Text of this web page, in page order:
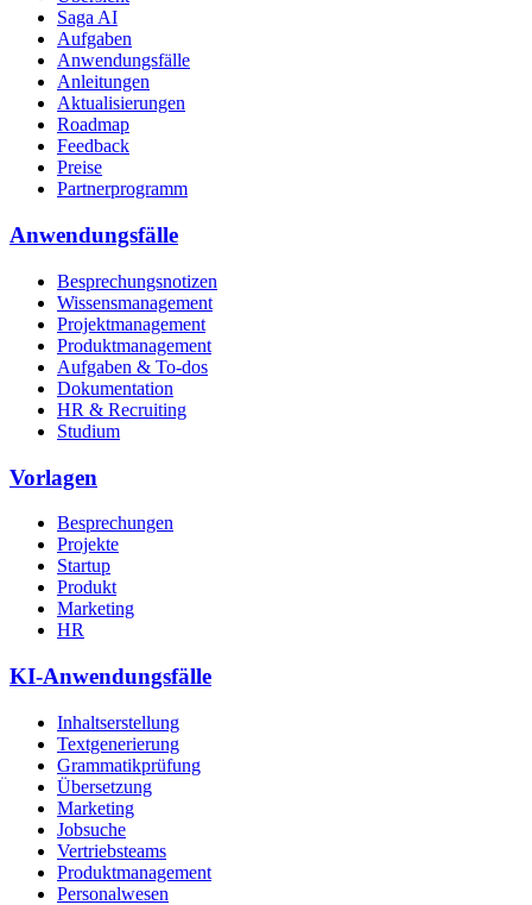
Saga AI
Aufgaben
Anwendungsfälle
Anleitungen
Aktualisierungen
Roadmap
Feedback
Preise
Partnerprogramm
Anwendungsfälle
Besprechungsnotizen
Wissensmanagement
Projektmanagement
Produktmanagement
Aufgaben & To-dos
Dokumentation
HR & Recruiting
Studium
Vorlagen
Besprechungen
Projekte
Startup
Produkt
Marketing
HR
KI-Anwendungsfälle
Inhaltserstellung
Textgenerierung
Grammatikprüfung
Übersetzung
Marketing
Jobsuche
Vertriebsteams
Produktmanagement
Personalwesen